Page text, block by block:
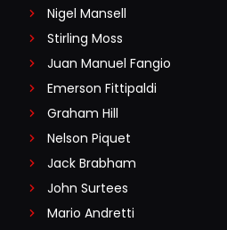
Nigel Mansell
Stirling Moss
Juan Manuel Fangio
Emerson Fittipaldi
Graham Hill
Nelson Piquet
Jack Brabham
John Surtees
Mario Andretti